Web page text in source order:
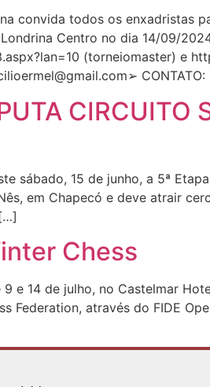
convida todos os enxadristas
Centro no dia 14/09/
(torneiomaster) e
➢
CIRCUITO
sábado, 15 de junho, a 5ª
em Chapecó e deve atrair
Chess
9 e 14 de julho, no Castelmar
Federation, através do FIDE